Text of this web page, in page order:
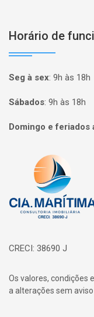
Horário de
Seg à sex: 9h às 18h
Sábados: 9h às 18h
Domingo e feriados
Página inicial
CRECI: 38690 J
Os valores, condições
a alterações sem aviso